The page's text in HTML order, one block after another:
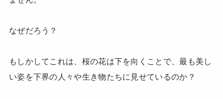
なぜだろう？
もしかしてこれは、桜の花は下を向くことで、最も美し
い姿を下界の人々や生き物たちに見せているのか？